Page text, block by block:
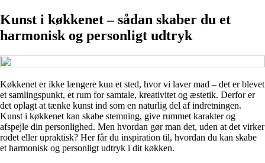
Kunst i køkkenet – sådan skaber du et
harmonisk og personligt udtryk
Køkkenet er ikke længere kun et sted, hvor vi laver mad – det er blevet
et samlingspunkt, et rum for samtale, kreativitet og æstetik. Derfor er
det oplagt at tænke kunst ind som en naturlig del af indretningen.
Kunst i køkkenet kan skabe stemning, give rummet karakter og
afspejle din personlighed. Men hvordan gør man det, uden at det virker
rodet eller upraktisk? Her får du inspiration til, hvordan du kan skabe
et harmonisk og personligt udtryk i dit køkken.